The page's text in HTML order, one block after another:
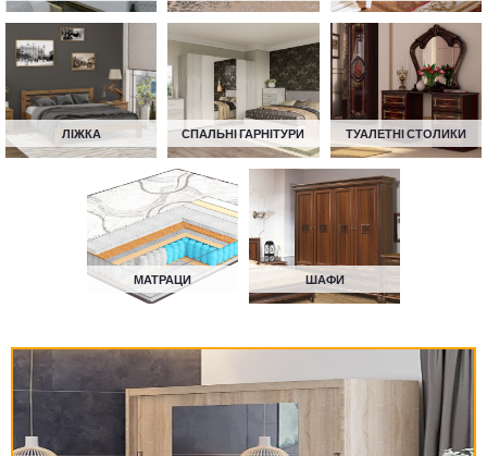
ЛІЖКА СПАЛЬНІ ГАРНІТУРИ ТУАЛЕТНІ СТОЛИКИ
МАТРАЦИ ШАФИ